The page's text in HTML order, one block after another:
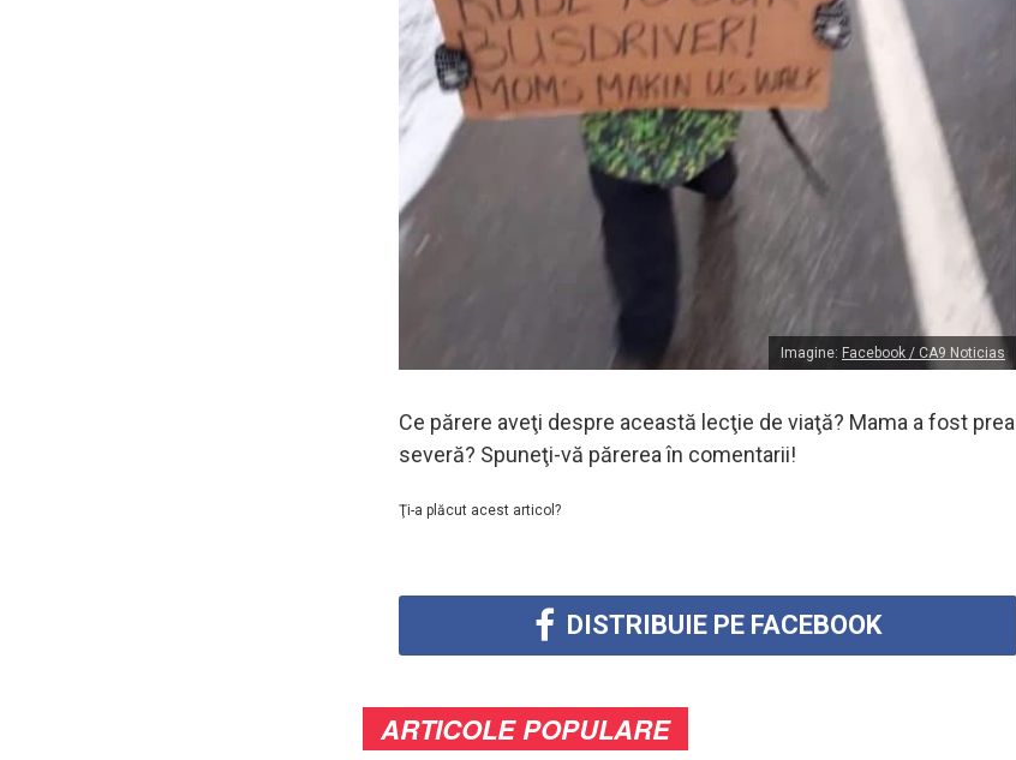
Imagine: Facebook / CA9 Noticias
Ce părere aveţi despre această lecţie de viaţă? Mama a fost prea
severă? Spuneţi-vă părerea în comentarii!
Ţi-a plăcut acest articol?
DISTRIBUIE PE FACEBOOK
ARTICOLE POPULARE